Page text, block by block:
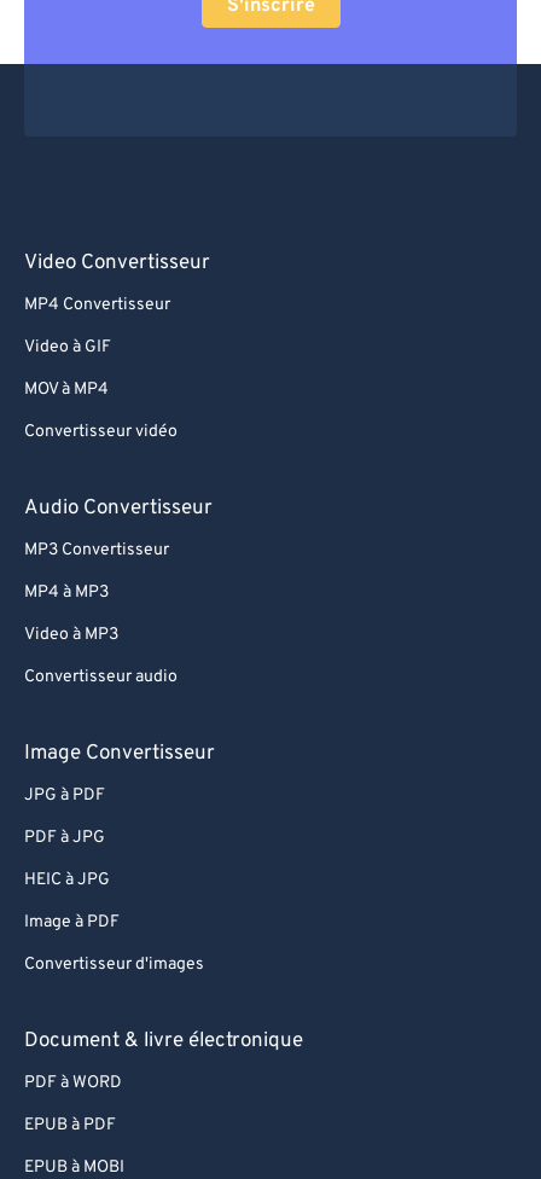
S'inscrire
Video Convertisseur
MP4 Convertisseur
Video à GIF
MOV à MP4
Convertisseur vidéo
Audio Convertisseur
MP3 Convertisseur
MP4 à MP3
Video à MP3
Convertisseur audio
Image Convertisseur
JPG à PDF
PDF à JPG
HEIC à JPG
Image à PDF
Convertisseur d'images
Document & livre électronique
PDF à WORD
EPUB à PDF
EPUB à MOBI